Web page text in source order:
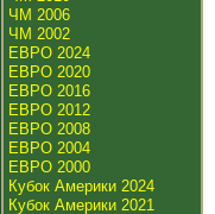
ЧМ 2006
ЧМ 2002
ЕВРО 2024
ЕВРО 2020
ЕВРО 2016
ЕВРО 2012
ЕВРО 2008
ЕВРО 2004
ЕВРО 2000
Кубок Америки 2024
Кубок Америки 2021